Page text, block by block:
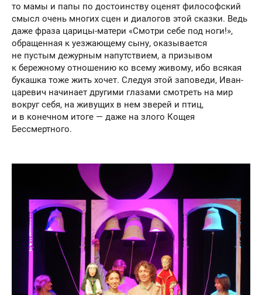
то мамы и папы по достоинству оценят философский
смысл очень многих сцен и диалогов этой сказки. Ведь
даже фраза царицы-матери «Смотри себе под ноги!»,
обращенная к уезжающему сыну, оказывается
не пустым дежурным напутствием, а призывом
к бережному отношению ко всему живому, ибо всякая
букашка тоже жить хочет. Следуя этой заповеди, Иван-
царевич начинает другими глазами смотреть на мир
вокруг себя, на живущих в нем зверей и птиц,
и в конечном итоге — даже на злого Кощея
Бессмертного.